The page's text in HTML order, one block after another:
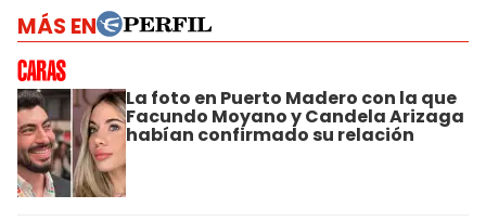
MÁS EN
La foto en Puerto Madero con la que
Facundo Moyano y Candela Arizaga
habían confirmado su relación